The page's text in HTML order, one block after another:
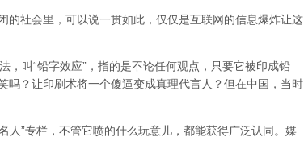
的社会里，可以说一贯如此，仅仅是互联网的信息爆炸让这
，叫“铅字效应”，指的是不论任何观点，只要它被印成铅
吗？让印刷术将一个傻逼变成真理代言人？但在中国，当时
”专栏，不管它喷的什么玩意儿，都能获得广泛认同。媒